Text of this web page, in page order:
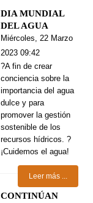
DIA MUNDIAL
DEL AGUA
Miércoles, 22 Marzo
2023 09:42
?A fin de crear
conciencia sobre la
importancia del agua
dulce y para
promover la gestión
sostenible de los
recursos hídricos. ?
¡Cuidemos el agua!
Leer más ...
CONTINÚAN